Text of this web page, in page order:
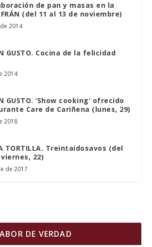
de pan y masas en la
(del 11 al 13 de noviembre)
2014
GUSTO. Cocina de la felicidad
2014
GUSTO. ‘Show cooking’ ofrecido
Care de Cariñena (lunes, 29)
2018
TORTILLA. Treintaidosavos (del
22)
de 2017
DE VERDAD